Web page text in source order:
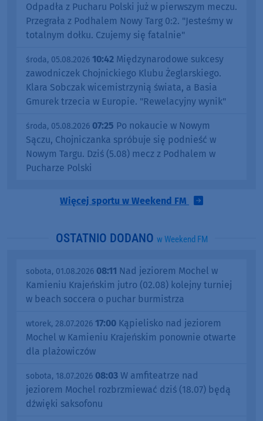
Odpadła z Pucharu Polski już w pierwszym meczu.
Przegrała z Podhalem Nowy Targ 0:2. "Jesteśmy w
totalnym dołku. Czujemy się fatalnie"
środa, 05.08.2026 10:42 Międzynarodowe sukcesy
zawodniczek Chojnickiego Klubu Żeglarskiego.
Klara Sobczak wicemistrzynią świata, a Basia
Gmurek trzecia w Europie. "Rewelacyjny wynik"
środa, 05.08.2026 07:25 Po nokaucie w Nowym
Sączu, Chojniczanka spróbuje się podnieść w
Nowym Targu. Dziś (5.08) mecz z Podhalem w
Pucharze Polski
Więcej sportu w Weekend FM
OSTATNIO DODANO w Weekend FM
sobota, 01.08.2026 08:11 Nad jeziorem Mochel w
Kamieniu Krajeńskim jutro (02.08) kolejny turniej
w beach soccera o puchar burmistrza
wtorek, 28.07.2026 17:00 Kąpielisko nad jeziorem
Mochel w Kamieniu Krajeńskim ponownie otwarte
dla plażowiczów
sobota, 18.07.2026 08:03 W amfiteatrze nad
jeziorem Mochel rozbrzmiewać dziś (18.07) będą
dźwięki saksofonu